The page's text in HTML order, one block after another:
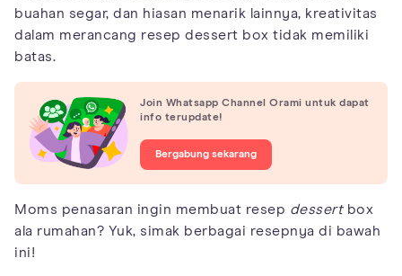
buahan segar, dan hiasan menarik lainnya, kreativitas
dalam merancang resep dessert box tidak memiliki
batas.
Join Whatsapp Channel Orami untuk dapat
info terupdate!
Bergabung sekarang
Moms penasaran ingin membuat resep dessertbox
ala rumahan? Yuk, simak berbagai resepnya di bawah
ini!